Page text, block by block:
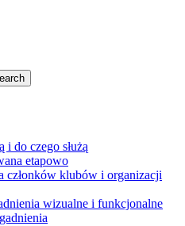
i do czego służą
etapowo
członków klubów i organizacji
wizualne i funkcjonalne